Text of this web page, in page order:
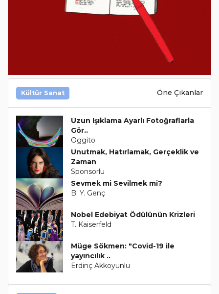
Kültür Sanat Öne Çıkanlar
Uzun Işıklama Ayarlı Fotoğraflarla
Gör..
Oggito
Unutmak, Hatırlamak, Gerçeklik ve
Zaman
Sponsorlu
Sevmek mi Sevilmek mi?
B. Y. Genç
Nobel Edebiyat Ödülünün Krizleri
T. Kaiserfeld
Müge Sökmen: "Covid-19 ile
yayıncılık ..
Erdinç Akkoyunlu